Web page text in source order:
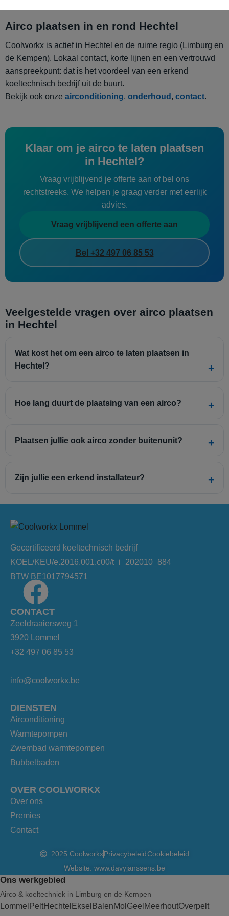
Airco plaatsen in en rond Hechtel
Coolworkx is actief in Hechtel en de ruime regio (Limburg en
de Kempen). Lokaal contact, korte lijnen en een vertrouwd
aanspreekpunt: dat is het voordeel van een erkend
koeltechnisch bedrijf uit de buurt.
Bekijk ook onze airconditioning, onderhoud , contact.
Klaar om je airco te laten plaatsen
in Hechtel?
Vraag vrijblijvend je offerte aan of bel ons
rechtstreeks. We helpen je graag verder met eerlijk
advies.
Vraag vrijblijvend een offerte aan
Bel +32 497 06 85 53
Veelgestelde vragen over airco plaatsen
in Hechtel
Wat kost het om een airco te laten plaatsen in
Hechtel?
Hoe lang duurt de plaatsing van een airco?
Plaatsen jullie ook airco zonder buitenunit?
Zijn jullie een erkend installateur?
Gecertificeerd koeltechnisch bedrijf
KOEL/KEU/e.2016.001.c00/t_i_202010_884
BTW BE1017794571
CONTACT
Zeeldraaiersweg 1
3920 Lommel
+32 497 06 85 53
info@coolworkx.be
DIENSTEN
Airconditioning
Warmtepompen
Zwembad warmtepompen
Bubbelbaden
OVER COOLWORKX
Over ons
Premies
Contact
2025 CoolworkxPrivacybeleidCookiebeleid
Website: www.davyjanssens.be
Ons werkgebied
Airco & koeltechniek in Limburg en de Kempen
Lommel PeltHechtel Eksel BalenMol Geel MeerhoutOverpelt